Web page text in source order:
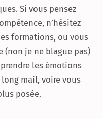
Si vous pensez
n’hésitez
formations, ou vous
je ne blague pas)
les émotions
long mail, voire vous
posée.